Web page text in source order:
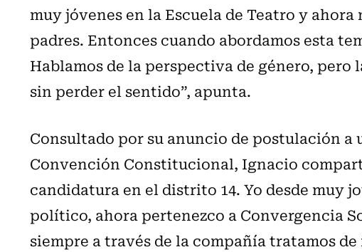
muy jóvenes en la Escuela de Teatro y ahora
padres. Entonces cuando abordamos esta
Hablamos de la perspectiva de género,
sin perder el sentido”, apunta.
Consultado por su anuncio de postulación a
Convención Constitucional, Ignacio
candidatura en el distrito 14. Yo desde muy
político, ahora pertenezco a Convergencia
siempre a través de la compañía tratamos